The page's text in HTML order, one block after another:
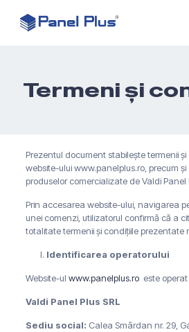
Termeni și
Prezentul document stabilește termenii
website-ului www.panelplus.ro, precum
produselor comercializate de Valdi Panel
Prin accesarea website-ului, navigarea
unei comenzi, utilizatorul confirmă că a
totalitate termenii și condițiile prezentate
Identificarea operatorului
Website-ul www.panelplus.roeste operat
Valdi Panel Plus SRL
Sediu social: Calea Smârdan nr. 29,